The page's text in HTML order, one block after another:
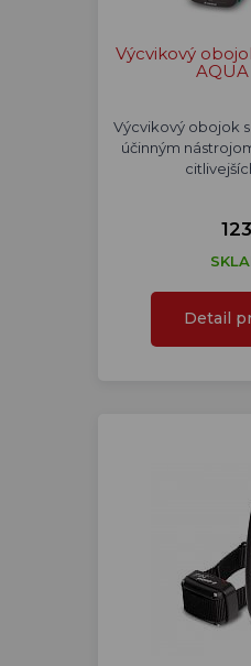
Výcvikový
Výcvikový obojok
účinným
Detail